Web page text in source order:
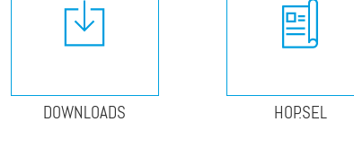
DOWNLOADS HOP.SEL